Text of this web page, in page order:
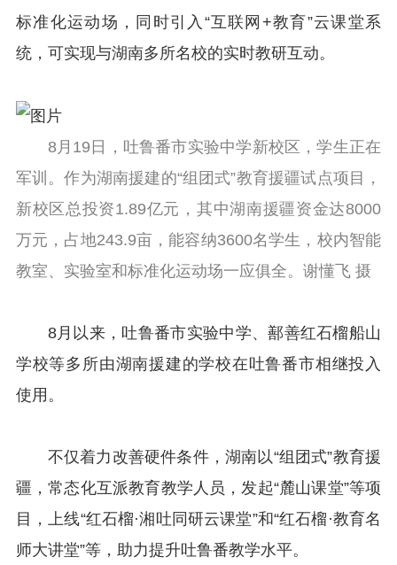
标准化运动场，同时引入“互联网+教育”云课堂系
统，可实现与湖南多所名校的实时教研互动。
8月19日，吐鲁番市实验中学新校区，学生正在
军训。作为湖南援建的“组团式”教育援疆试点项目，
新校区总投资1.89亿元，其中湖南援疆资金达8000
万元，占地243.9亩，能容纳3600名学生，校内智能
教室、实验室和标准化运动场一应俱全。谢懂飞 摄
8月以来，吐鲁番市实验中学、鄯善红石榴船山
学校等多所由湖南援建的学校在吐鲁番市相继投入
使用。
不仅着力改善硬件条件，湖南以“组团式”教育援
疆，常态化互派教育教学人员，发起“麓山课堂”等项
目，上线“红石榴·湘吐同研云课堂”和“红石榴·教育名
师大讲堂”等，助力提升吐鲁番教学水平。